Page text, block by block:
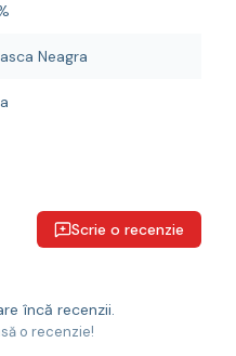
Neagra
Scrie o recenzie
încă recenzii.
o recenzie!